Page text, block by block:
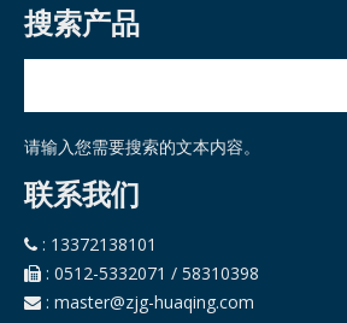
搜索产品
请输入您需要搜索的文本内容。
联系我们
 : 13372138101
 : 0512-5332071 / 58310398
 : master@zjg-huaqing.com